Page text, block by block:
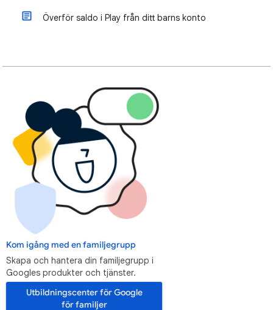
Överför saldo i Play från ditt barns konto
Kom igång med en familjegrupp
Skapa och hantera din familjegrupp i
Googles produkter och tjänster.
Utbildningscenter för Google
för familjer